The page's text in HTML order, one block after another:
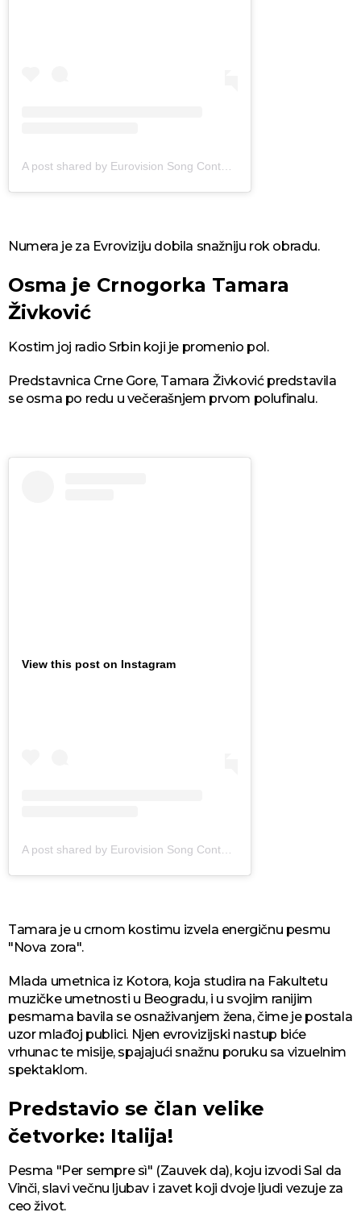
Numera je za Evroviziju dobila snažniju rok obradu.
Osma je Crnogorka Tamara
Živković
Kostim joj radio Srbin koji je promenio pol.
Predstavnica Crne Gore, Tamara Živković predstavila
se osma po redu u večerašnjem prvom polufinalu.
View this post on Instagram
Tamara je u crnom kostimu izvela energičnu pesmu
"Nova zora".
Mlada umetnica iz Kotora, koja studira na Fakultetu
muzičke umetnosti u Beogradu, i u svojim ranijim
pesmama bavila se osnaživanjem žena, čime je postala
uzor mlađoj publici. Njen evrovizijski nastup biće
vrhunac te misije, spajajući snažnu poruku sa vizuelnim
spektaklom.
Predstavio se član velike
četvorke: Italija!
Pesma "Per sempre sì" (Zauvek da), koju izvodi Sal da
Vinči, slavi večnu ljubav i zavet koji dvoje ljudi vezuje za
ceo život.